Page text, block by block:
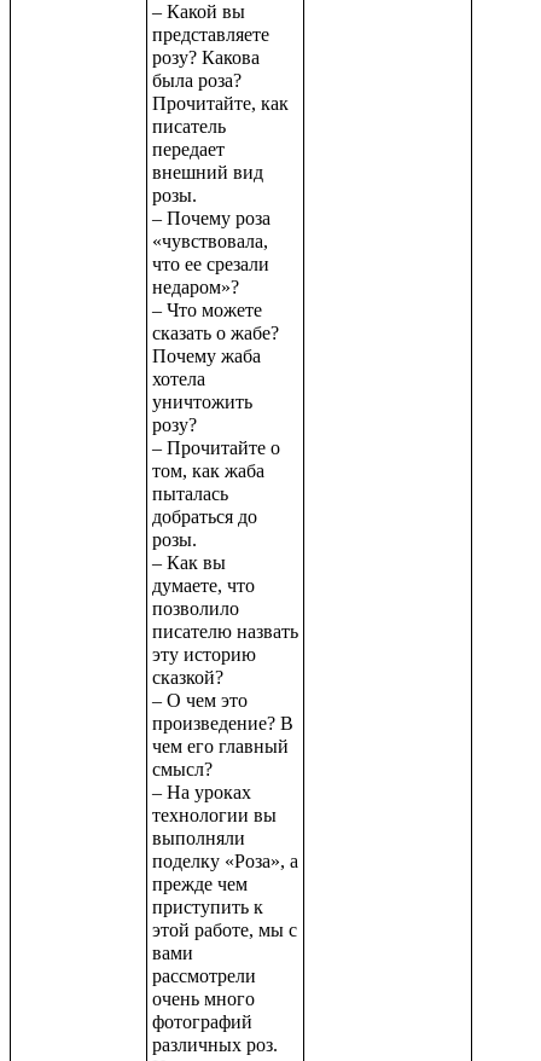
– Какой вы
представляете
розу? Какова
была роза?
Прочитайте, как
писатель
передает
внешний вид
розы.
– Почему роза
«чувствовала,
что ее срезали
недаром»?
– Что можете
сказать о жабе?
Почему жаба
хотела
уничтожить
розу?
– Прочитайте о
том, как жаба
пыталась
добраться до
розы.
– Как вы
думаете, что
позволило
писателю назвать
эту историю
сказкой?
– О чем это
произведение? В
чем его главный
смысл?
– На уроках
технологии вы
выполняли
поделку «Роза», а
прежде чем
приступить к
этой работе, мы с
вами
рассмотрели
очень много
фотографий
различных роз.